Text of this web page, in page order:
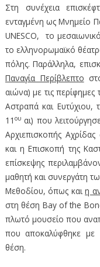
Στη συνέχεια
ενταγμένη ως Μνημείο
UNESCO, το
το ελληνορωμαϊκό
πόλης. Παράλληλα,
Παναγία Περίβλεπτο
αιώνα) με τις
Αστραπά και Ευτύχιου,
11 ουαι) που
Αρχιεπισκοπής
και η Επισκοπή της
επίσκεψης
μαθητή και συνεργάτη
Μεθοδίου, όπως καιη
στη θέση Βay of the
πλωτό μουσείο που
που αποκαλύφθηκε με
θέση.